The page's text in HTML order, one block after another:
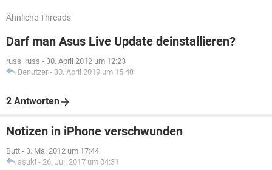
Ähnliche Threads
Darf man Asus Live Update deinstallieren?
russ. russ - 30. April 2012 um 12:23
Benutzer - 30. April 2019 um 15:48
2 Antworten
Notizen in iPhone verschwunden
Butt - 3. Mai 2012 um 17:44
asuki - 26. Juli 2017 um 04:31